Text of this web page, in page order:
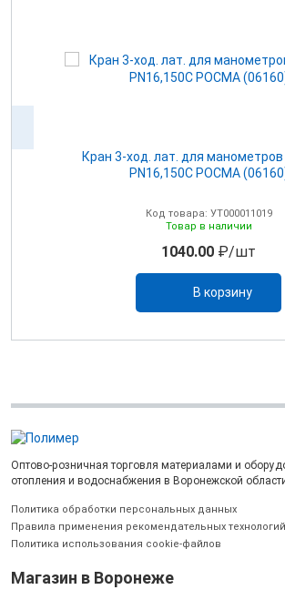
Кран 3-ход. лат. для манометров
PN16,150C РОСМА
Код товара: УТ000011019
Товар в наличии
1040.00 ₽/шт
В корзину
Оптово-розничная торговля материалами и
отопления и водоснабжения в Воронежской
Политика обработки персональных данных
Правила применения рекомендательных технологий
Политика использования cookie-файлов
Магазин в Воронеже